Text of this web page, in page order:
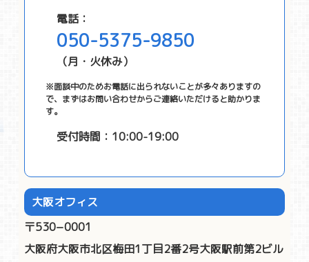
電話：
050-5375-9850
（月・火休み）
※面談中のためお電話に出られないことが多々ありますの
で、まずはお問い合わせからご連絡いただけると助かりま
す。
受付時間：10:00-19:00
大阪オフィス
〒530−0001
大阪府大阪市北区梅田1丁目2番2号大阪駅前第2ビル